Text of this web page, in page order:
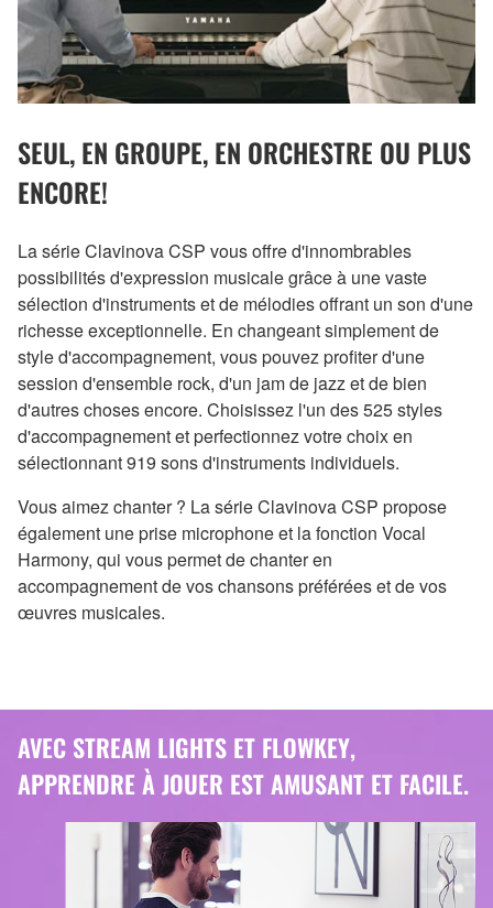
SEUL, EN GROUPE, EN ORCHESTRE OU PLUS
ENCORE!
La série Clavinova CSP vous offre d'innombrables
possibilités d'expression musicale grâce à une vaste
sélection d'instruments et de mélodies offrant un son d'une
richesse exceptionnelle. En changeant simplement de
style d'accompagnement, vous pouvez profiter d'une
session d'ensemble rock, d'un jam de jazz et de bien
d'autres choses encore. Choisissez l'un des 525 styles
d'accompagnement et perfectionnez votre choix en
sélectionnant 919 sons d'instruments individuels.
Vous aimez chanter ? La série Clavinova CSP propose
également une prise microphone et la fonction Vocal
Harmony, qui vous permet de chanter en
accompagnement de vos chansons préférées et de vos
œuvres musicales.
AVEC STREAM LIGHTS ET FLOWKEY,
APPRENDRE À JOUER EST AMUSANT ET FACILE.